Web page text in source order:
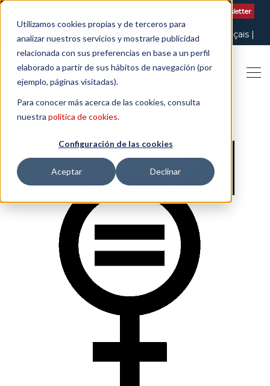
Utilizamos cookies propias y de terceros para
analizar nuestros servicios y mostrarle publicidad
relacionada con sus preferencias en base a un perfil
elaborado a partir de sus hábitos de navegación (por
ejemplo, páginas visitadas).
Para conocer más acerca de las cookies, consulta
nuestra política de cookies.
Configuración de las cookies
Aceptar Declinar
Suscribete a nuestro Newsletter
Español Català
English Français
Italiano